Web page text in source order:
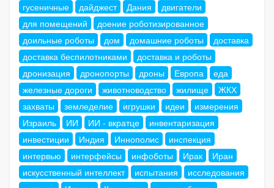
гусеничные
дайджест Дания
двигатели
для помещений
доение роботизированное
доильные роботы
дом домашние роботы
доставка
доставка беспилотниками
доставка и роботы
дронизация
дронопорты дроны Европа
еда
железные дороги
животноводство жилище
ЖКХ
захваты
земледелие игрушки идеи
измерения
Израиль
ИИ ИИ - вкратце
инвентаризация
инвестиции
Индия Иннополис
инспекция
интервью
интерфейсы инфоботы Ирак
Иран
искусственный интеллект
испытания
исследования